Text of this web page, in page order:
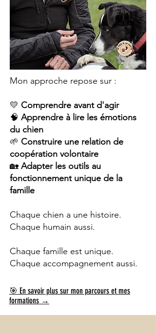
Mon approche repose sur :
💛 Comprendre avant d'agir
🧠 Apprendre à lire les émotions
du chien
🌱 Construire une relation de
coopération volontaire
🏡 Adapter les outils au
fonctionnement unique de la
famille
Chaque chien a une histoire.
Chaque humain aussi.
Chaque famille est unique.
Chaque accompagnement aussi.
🎯 En savoir plus sur mon parcours et mes
formations →